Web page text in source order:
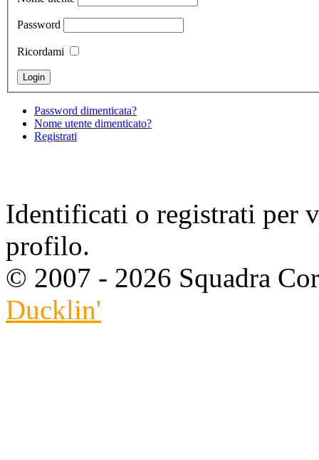
Password
Ricordami
Password dimenticata?
Nome utente dimenticato?
Registrati
Identificati o registrati per
profilo.
© 2007 - 2026 Squadra
Ducklin'